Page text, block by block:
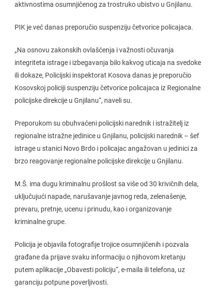
aktivnostima osumnjičenog za trostruko ubistvo u Gnjilanu.
PIK je već danas preporučio suspenziju četvorice policajaca.
„Na osnovu zakonskih ovlašćenja i važnosti očuvanja
integriteta istrage i izbegavanja bilo kakvog uticaja na svedoke
ili dokaze, Policijski inspektorat Kosova danas je preporučio
Kosovskoj policiji suspenziju četvorice policajaca iz Regionalne
policijske direkcije u Gnjilanu“, naveli su.
Preporukom su obuhvaćeni policijski narednik i istražitelj iz
regionalne istražne jedinice u Gnjilanu, policijski narednik – šef
istrage u stanici Novo Brdo i policajac angažovan u jedinici za
brzo reagovanje regionalne policijske direkcije u Gnjilanu.
M.Š. ima dugu kriminalnu prošlost sa više od 30 krivičnih dela,
uključujući napade, narušavanje javnog reda, zelenašenje,
prevaru, pretnje, ucenu i prinudu, kao i organizovanje
kriminalne grupe.
Policija je objavila fotografije trojice osumnjičenih i pozvala
građane da prijave svaku informaciju o njihovom kretanju
putem aplikacije „Obavesti policiju“, e-maila ili telefona, uz
garanciju potpune poverljivosti.